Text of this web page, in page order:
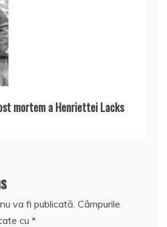
mortem a Henriettei Lacks
va fi publicată. Câmpurile
cu *